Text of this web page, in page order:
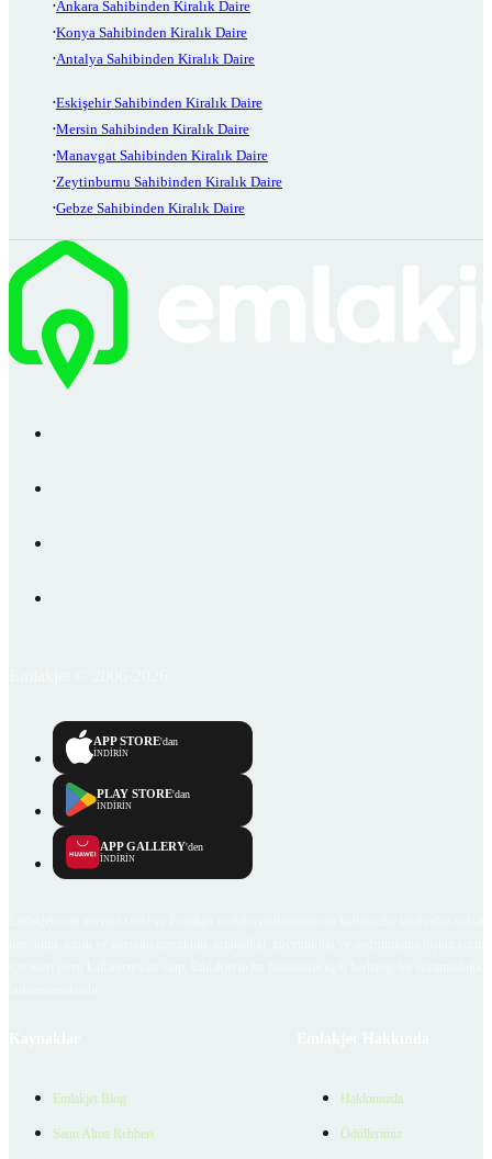
Ankara Sahibinden Kiralık Daire
Konya Sahibinden Kiralık Daire
Antalya Sahibinden Kiralık Daire
Eskişehir Sahibinden Kiralık Daire
Mersin Sahibinden Kiralık Daire
Manavgat Sahibinden Kiralık Daire
Zeytinburnu Sahibinden Kiralık Daire
Gebze Sahibinden Kiralık Daire
APP STORE'dan
İNDİRİN
PLAY STORE'dan
İNDİRİN
APP GALLERY'den
İNDİRİN
Emlakjet Blog
Satın Alma Rehberi
Hakkımızda
Ödüllerimiz